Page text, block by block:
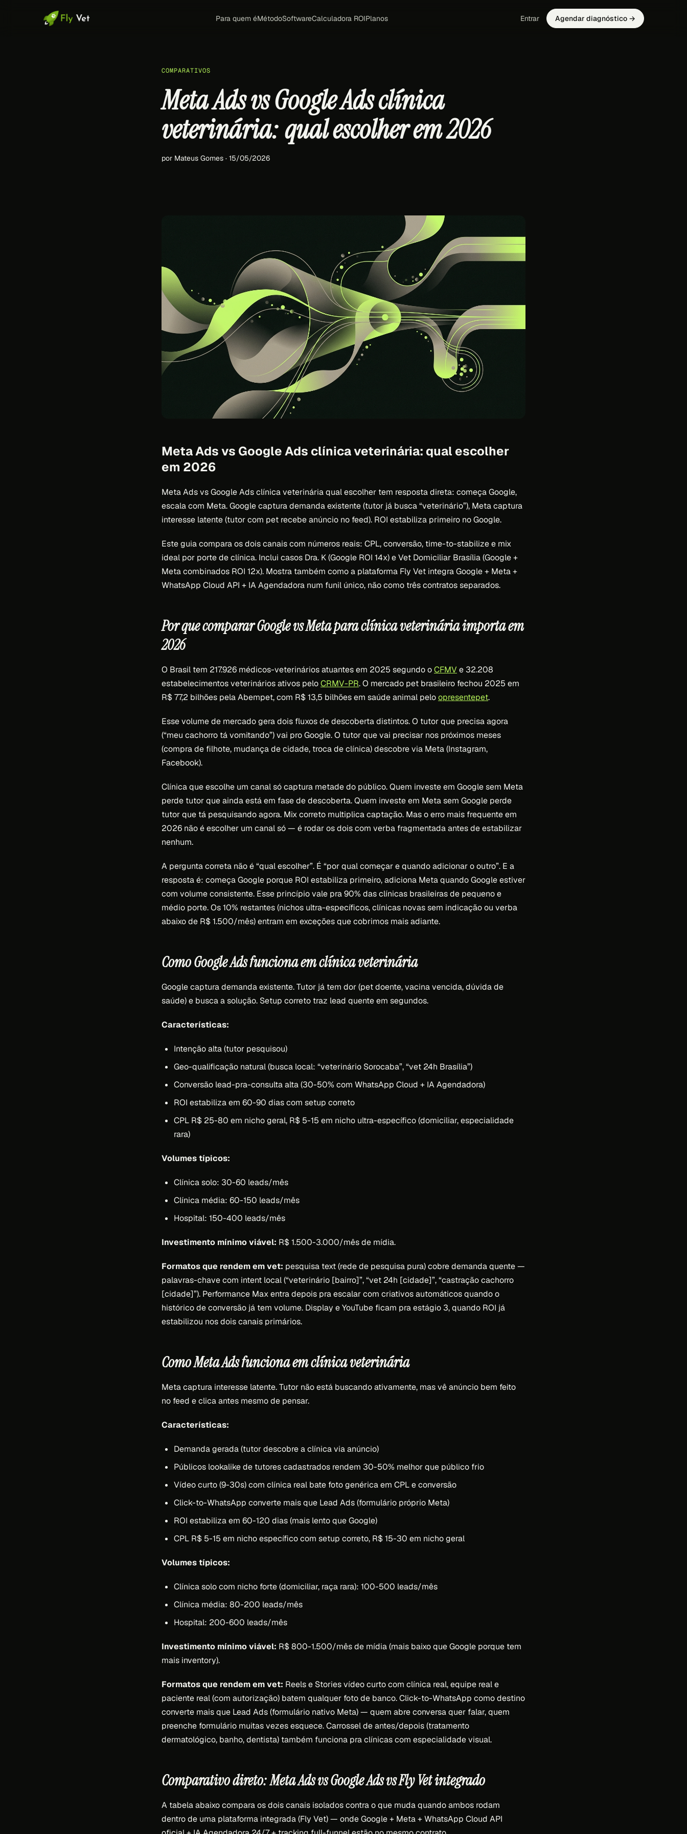
Para quem éMétodoSoftwareCalculadora ROIPlanos Entrar Agendar diagnóstico →
COMPARATIVOS
Meta Ads vs Google Ads clínica
veterinária: qual escolher em 2026
por Mateus Gomes · 15/05/2026
Meta Ads vs Google Ads clínica veterinária: qual escolher
em 2026
Meta Ads vs Google Ads clínica veterinária qual escolher tem resposta direta: começa Google,
escala com Meta. Google captura demanda existente (tutor já busca “veterinário”), Meta captura
interesse latente (tutor com pet recebe anúncio no feed). ROI estabiliza primeiro no Google.
Este guia compara os dois canais com números reais: CPL, conversão, time-to-stabilize e mix
ideal por porte de clínica. Inclui casos Dra. K (Google ROI 14x) e Vet Domiciliar Brasília (Google +
Meta combinados ROI 12x). Mostra também como a plataforma Fly Vet integra Google + Meta +
WhatsApp Cloud API + IA Agendadora num funil único, não como três contratos separados.
Por que comparar Google vs Meta para clínica veterinária importa em
2026
O Brasil tem 217.926 médicos-veterinários atuantes em 2025 segundo oCFMV e 32.208
estabelecimentos veterinários ativos peloCRMV-PR. O mercado pet brasileiro fechou 2025 em
R$ 77,2 bilhões pela Abempet, com R$ 13,5 bilhões em saúde animal peloopresentepet.
Esse volume de mercado gera dois fluxos de descoberta distintos. O tutor que precisa agora
(“meu cachorro tá vomitando”) vai pro Google. O tutor que vai precisar nos próximos meses
(compra de filhote, mudança de cidade, troca de clínica) descobre via Meta (Instagram,
Facebook).
Clínica que escolhe um canal só captura metade do público. Quem investe em Google sem Meta
perde tutor que ainda está em fase de descoberta. Quem investe em Meta sem Google perde
tutor que tá pesquisando agora. Mix correto multiplica captação. Mas o erro mais frequente em
2026 não é escolher um canal só — é rodar os dois com verba fragmentada antes de estabilizar
nenhum.
A pergunta correta não é “qual escolher”. É “por qual começar e quando adicionar o outro”. E a
resposta é: começa Google porque ROI estabiliza primeiro, adiciona Meta quando Google estiver
com volume consistente. Esse princípio vale pra 90% das clínicas brasileiras de pequeno e
médio porte. Os 10% restantes (nichos ultra-específicos, clínicas novas sem indicação ou verba
abaixo de R$ 1.500/mês) entram em exceções que cobrimos mais adiante.
Como Google Ads funciona em clínica veterinária
Google captura demanda existente. Tutor já tem dor (pet doente, vacina vencida, dúvida de
saúde) e busca a solução. Setup correto traz lead quente em segundos.
Características:
Intenção alta (tutor pesquisou)
Geo-qualificação natural (busca local: “veterinário Sorocaba”, “vet 24h Brasília”)
Conversão lead-pra-consulta alta (30-50% com WhatsApp Cloud + IA Agendadora)
ROI estabiliza em 60-90 dias com setup correto
CPL R$ 25-80 em nicho geral, R$ 5-15 em nicho ultra-específico (domiciliar, especialidade
rara)
Volumes típicos:
Clínica solo: 30-60 leads/mês
Clínica média: 60-150 leads/mês
Hospital: 150-400 leads/mês
Investimento mínimo viável: R$ 1.500-3.000/mês de mídia.
Formatos que rendem em vet: pesquisa text (rede de pesquisa pura) cobre demanda quente —
palavras-chave com intent local (“veterinário [bairro]”, “vet 24h [cidade]”, “castração cachorro
[cidade]”). Performance Max entra depois pra escalar com criativos automáticos quando o
histórico de conversão já tem volume. Display e YouTube ficam pra estágio 3, quando ROI já
estabilizou nos dois canais primários.
Como Meta Ads funciona em clínica veterinária
Meta captura interesse latente. Tutor não está buscando ativamente, mas vê anúncio bem feito
no feed e clica antes mesmo de pensar.
Características:
Demanda gerada (tutor descobre a clínica via anúncio)
Públicos lookalike de tutores cadastrados rendem 30-50% melhor que público frio
Vídeo curto (9-30s) com clínica real bate foto genérica em CPL e conversão
Click-to-WhatsApp converte mais que Lead Ads (formulário próprio Meta)
ROI estabiliza em 60-120 dias (mais lento que Google)
CPL R$ 5-15 em nicho específico com setup correto, R$ 15-30 em nicho geral
Volumes típicos:
Clínica solo com nicho forte (domiciliar, raça rara): 100-500 leads/mês
Clínica média: 80-200 leads/mês
Hospital: 200-600 leads/mês
Investimento mínimo viável: R$ 800-1.500/mês de mídia (mais baixo que Google porque tem
mais inventory).
Formatos que rendem em vet: Reels e Stories vídeo curto com clínica real, equipe real e
paciente real (com autorização) batem qualquer foto de banco. Click-to-WhatsApp como destino
converte mais que Lead Ads (formulário nativo Meta) — quem abre conversa quer falar, quem
preenche formulário muitas vezes esquece. Carrossel de antes/depois (tratamento
dermatológico, banho, dentista) também funciona pra clínicas com especialidade visual.
Comparativo direto: Meta Ads vs Google Ads vs Fly Vet integrado
A tabela abaixo compara os dois canais isolados contra o que muda quando ambos rodam
dentro de uma plataforma integrada (Fly Vet) — onde Google + Meta + WhatsApp Cloud API